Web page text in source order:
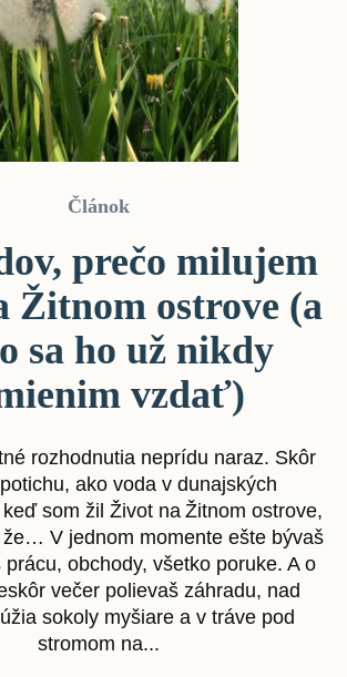
Článok
prečo milujem
Žitnom ostrove (a
sa ho už nikdy
vzdať)
rozhodnutia neprídu naraz. Skôr
ako voda v dunajských
som žil Život na Žitnom ostrove,
V jednom momente ešte bývaš
obchody, všetko poruke. A o
večer polievaš záhradu, nad
sokoly myšiare a v tráve pod
stromom na...